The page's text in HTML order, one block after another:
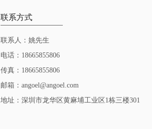
联系方式
联系人：姚先生
电话：18665855806
传真：18665855806
邮箱：angoel@angoel.com
地址：深圳市龙华区黄麻埔工业区1栋三楼301